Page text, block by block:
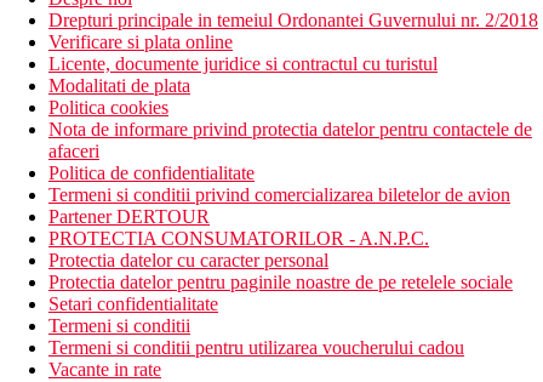
Drepturi principale in temeiul Ordonantei Guvernului nr. 2/2018
Verificare si plata online
Licente, documente juridice si contractul cu turistul
Modalitati de plata
Politica cookies
Nota de informare privind protectia datelor pentru contactele de
afaceri
Politica de confidentialitate
Termeni si conditii privind comercializarea biletelor de avion
Partener DERTOUR
PROTECTIA CONSUMATORILOR - A.N.P.C.
Protectia datelor cu caracter personal
Protectia datelor pentru paginile noastre de pe retelele sociale
Setari confidentialitate
Termeni si conditii
Termeni si conditii pentru utilizarea voucherului cadou
Vacante in rate